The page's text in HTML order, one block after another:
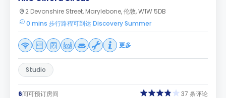
2 Devonshire Street, Marylebone, 伦敦, W1W 5DB
0 mins 步行路程可到达 Discovery Summer
更多
Studio
6间可预订房间 37 条评论